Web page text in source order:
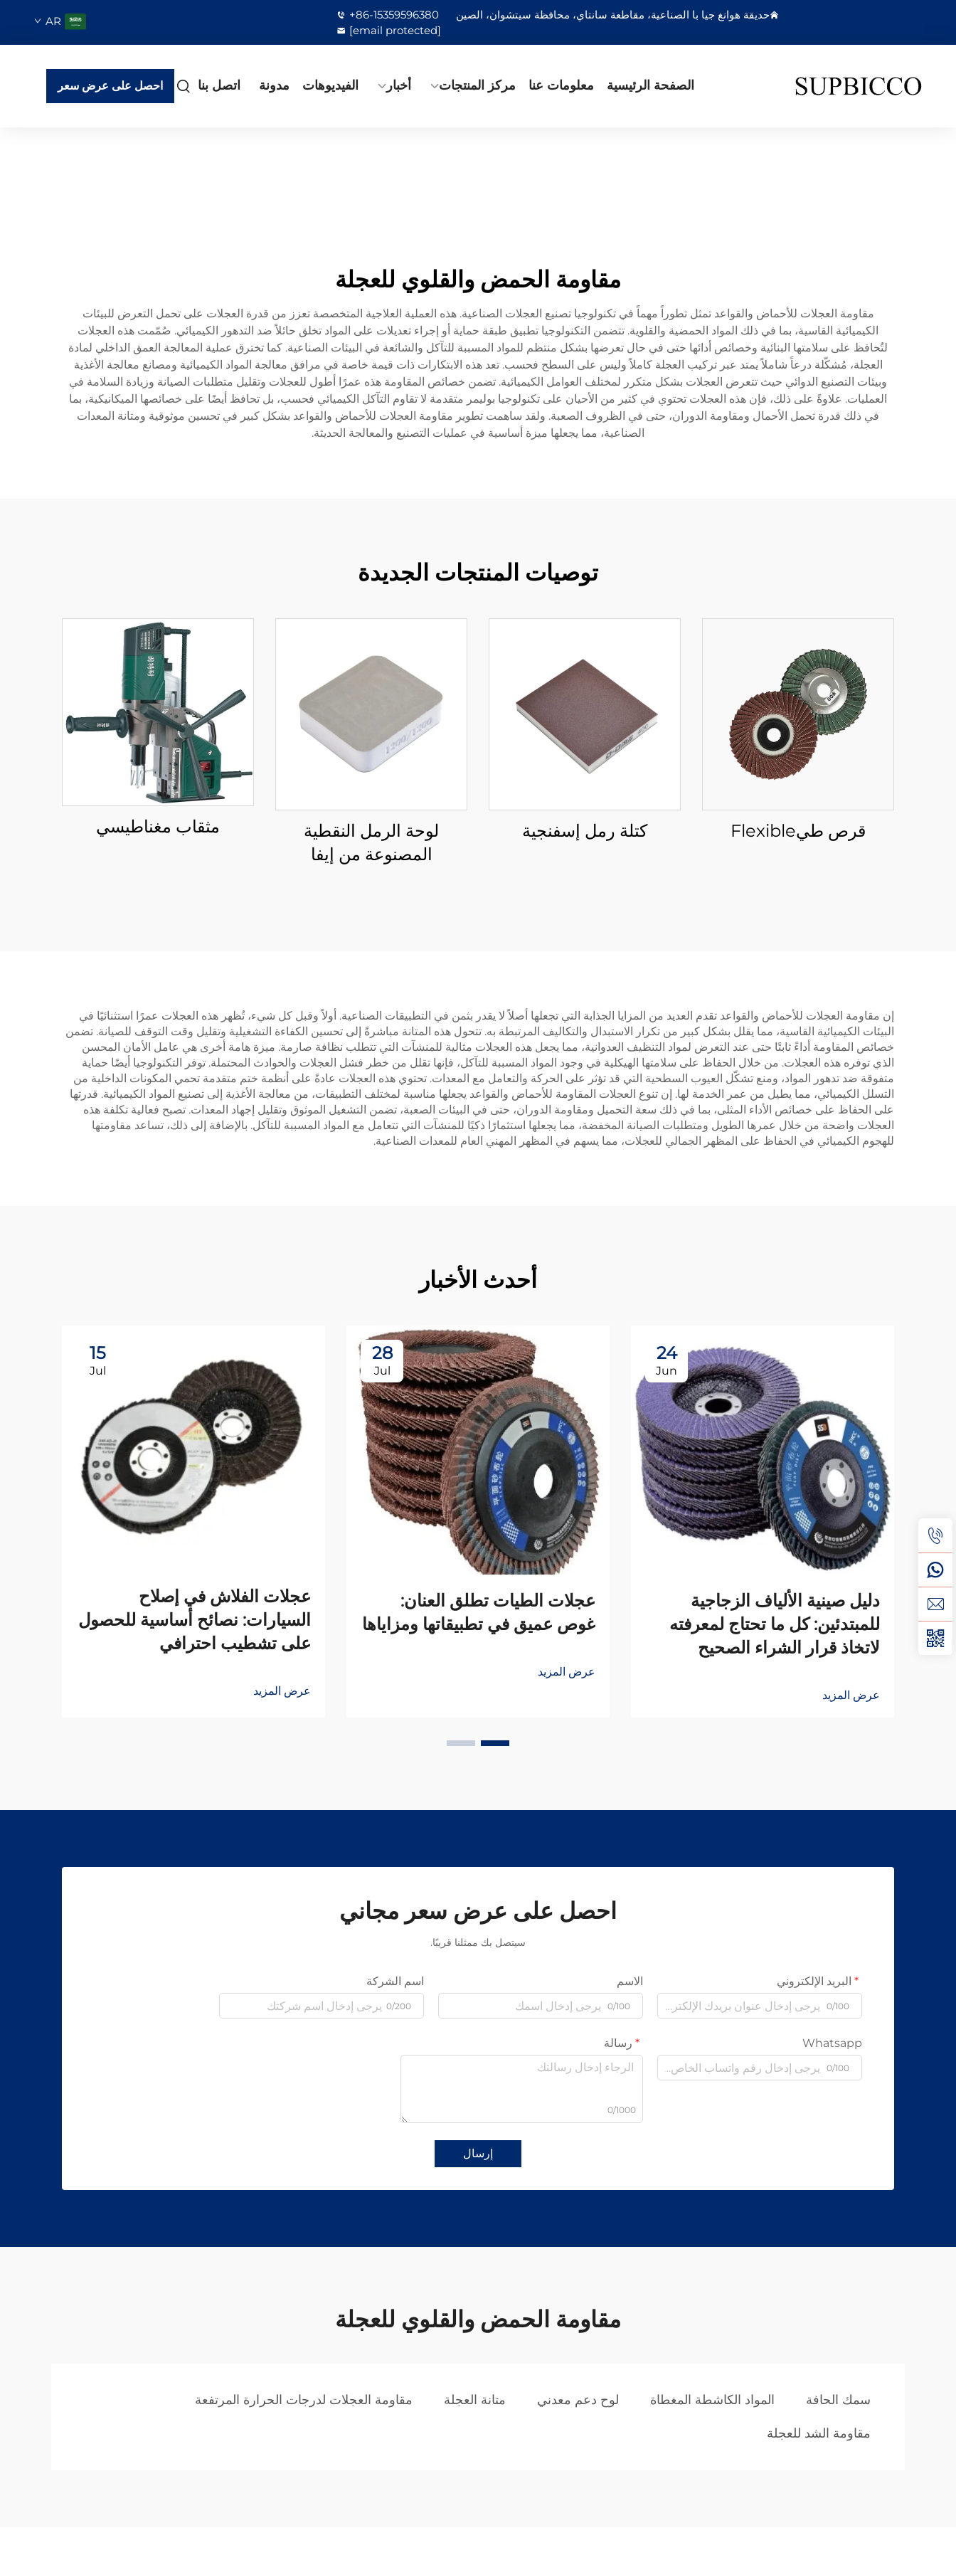
حديقة هوانغ جيا با الصناعية، مقاطعة سانتاي، محافظة سيتشوان، الصين
+86-15359596380
[email protected]
AR
الصفحة الرئيسية معلومات عنا مركز المنتجات أخبار الفيديوهات مدونة اتصل بنا احصل على عرض سعر
مقاومة الحمض والقلوي للعجلة
مقاومة العجلات للأحماض والقواعد تمثل تطوراً مهماً في تكنولوجيا تصنيع العجلات الصناعية. هذه العملية العلاجية المتخصصة تعزز من قدرة العجلات على تحمل التعرض للبيئات
الكيميائية القاسية، بما في ذلك المواد الحمضية والقلوية. تتضمن التكنولوجيا تطبيق طبقة حماية أو إجراء تعديلات على المواد تخلق حائلاً ضد التدهور الكيميائي. صُمّمت هذه العجلات
لتُحافظ على سلامتها البنائية وخصائص أدائها حتى في حال تعرضها بشكل منتظم للمواد المسببة للتآكل والشائعة في البيئات الصناعية. كما تخترق عملية المعالجة العمق الداخلي لمادة
العجلة، مُشكّلة درعاً شاملاً يمتد عبر تركيب العجلة كاملاً وليس على السطح فحسب. تعد هذه الابتكارات ذات قيمة خاصة في مرافق معالجة المواد الكيميائية ومصانع معالجة الأغذية
وبيئات التصنيع الدوائي حيث تتعرض العجلات بشكل متكرر لمختلف العوامل الكيميائية. تضمن خصائص المقاومة هذه عمرًا أطول للعجلات وتقليل متطلبات الصيانة وزيادة السلامة في
العمليات. علاوةً على ذلك، فإن هذه العجلات تحتوي في كثير من الأحيان على تكنولوجيا بوليمر متقدمة لا تقاوم التآكل الكيميائي فحسب، بل تحافظ أيضًا على خصائصها الميكانيكية، بما
في ذلك قدرة تحمل الأحمال ومقاومة الدوران، حتى في الظروف الصعبة. ولقد ساهمت تطوير مقاومة العجلات للأحماض والقواعد بشكل كبير في تحسين موثوقية ومتانة المعدات
الصناعية، مما يجعلها ميزة أساسية في عمليات التصنيع والمعالجة الحديثة.
توصيات المنتجات الجديدة
قرص طيFlexible كتلة رمل إسفنجية
لوحة الرمل النقطية
المصنوعة من إيفا
مثقاب مغناطيسي
إن مقاومة العجلات للأحماض والقواعد تقدم العديد من المزايا الجذابة التي تجعلها أصلاً لا يقدر بثمن في التطبيقات الصناعية. أولاً وقبل كل شيء، تُظهر هذه العجلات عمرًا استثنائيًا في
البيئات الكيميائية القاسية، مما يقلل بشكل كبير من تكرار الاستبدال والتكاليف المرتبطة به. تتحول هذه المتانة مباشرةً إلى تحسين الكفاءة التشغيلية وتقليل وقت التوقف للصيانة. تضمن
خصائص المقاومة أداءً ثابتًا حتى عند التعرض لمواد التنظيف العدوانية، مما يجعل هذه العجلات مثالية للمنشآت التي تتطلب نظافة صارمة. ميزة هامة أخرى هي عامل الأمان المحسن
الذي توفره هذه العجلات. من خلال الحفاظ على سلامتها الهيكلية في وجود المواد المسببة للتآكل، فإنها تقلل من خطر فشل العجلات والحوادث المحتملة. توفر التكنولوجيا أيضًا حماية
متفوقة ضد تدهور المواد، ومنع تشكّل العيوب السطحية التي قد تؤثر على الحركة والتعامل مع المعدات. تحتوي هذه العجلات عادةً على أنظمة ختم متقدمة تحمي المكونات الداخلية من
التسلل الكيميائي، مما يطيل من عمر الخدمة لها. إن تنوع العجلات المقاومة للأحماض والقواعد يجعلها مناسبة لمختلف التطبيقات، من معالجة الأغذية إلى تصنيع المواد الكيميائية. قدرتها
على الحفاظ على خصائص الأداء المثلى، بما في ذلك سعة التحميل ومقاومة الدوران، حتى في البيئات الصعبة، تضمن التشغيل الموثوق وتقليل إجهاد المعدات. تصبح فعالية تكلفة هذه
العجلات واضحة من خلال عمرها الطويل ومتطلبات الصيانة المخفضة، مما يجعلها استثمارًا ذكيًا للمنشآت التي تتعامل مع المواد المسببة للتآكل. بالإضافة إلى ذلك، تساعد مقاومتها
للهجوم الكيميائي في الحفاظ على المظهر الجمالي للعجلات، مما يسهم في المظهر المهني العام للمعدات الصناعية.
أحدث الأخبار
24
Jun
دليل صينية الألياف الزجاجية
للمبتدئين: كل ما تحتاج لمعرفته
لاتخاذ قرار الشراء الصحيح
عرض المزيد
28
Jul
عجلات الطيات تطلق العنان:
غوص عميق في تطبيقاتها ومزاياها
عرض المزيد
15
Jul
عجلات الفلاش في إصلاح
السيارات: نصائح أساسية للحصول
على تشطيب احترافي
عرض المزيد
احصل على عرض سعر مجاني
سيتصل بك ممثلنا قريبًا.
البريد الإلكتروني
0/100
الاسم
0/100
اسم الشركة
0/200
Whatsapp
0/100
رسالة
0/1000
إرسال
مقاومة الحمض والقلوي للعجلة
سمك الحافة المواد الكاشطة المغطاة لوح دعم معدني متانة العجلة مقاومة العجلات لدرجات الحرارة المرتفعة
مقاومة الشد للعجلة